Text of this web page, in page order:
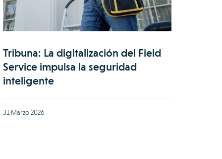
Tribuna: La digitalización del Field
Service impulsa la seguridad
inteligente
31 Marzo 2026